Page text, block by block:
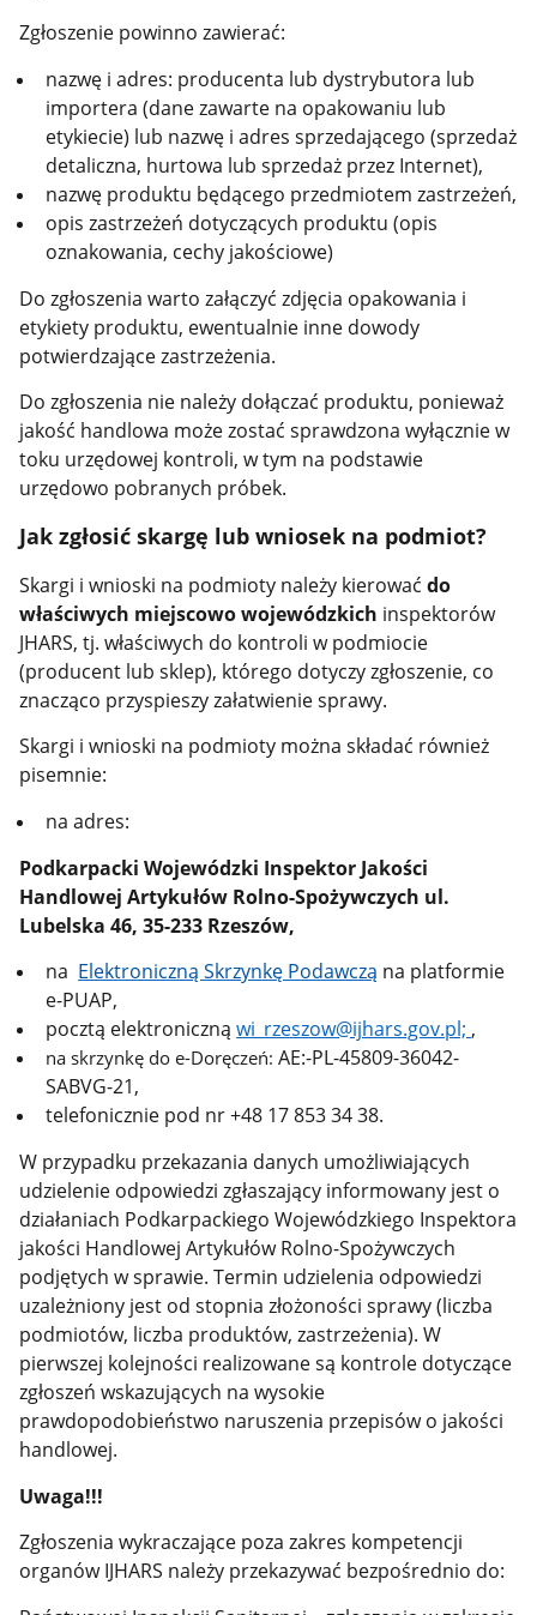
Zgłoszenie powinno zawierać:
nazwę i adres: producenta lub dystrybutora lub
importera (dane zawarte na opakowaniu lub
etykiecie) lub nazwę i adres sprzedającego (sprzedaż
detaliczna, hurtowa lub sprzedaż przez Internet),
nazwę produktu będącego przedmiotem zastrzeżeń,
opis zastrzeżeń dotyczących produktu (opis
oznakowania, cechy jakościowe)
Do zgłoszenia warto załączyć zdjęcia opakowania i
etykiety produktu, ewentualnie inne dowody
potwierdzające zastrzeżenia.
Do zgłoszenia nie należy dołączać produktu, ponieważ
jakość handlowa może zostać sprawdzona wyłącznie w
toku urzędowej kontroli, w tym na podstawie
urzędowo pobranych próbek.
Jak zgłosić skargę lub wniosek na podmiot?
Skargi i wnioski na podmioty należy kierowaćdo
właściwych miejscowo wojewódzkich inspektorów
JHARS, tj. właściwych do kontroli w podmiocie
(producent lub sklep), którego dotyczy zgłoszenie, co
znacząco przyspieszy załatwienie sprawy.
Skargi i wnioski na podmioty można składać również
pisemnie:
na adres:
Podkarpacki Wojewódzki Inspektor Jakości
Handlowej Artykułów Rolno-Spożywczych ul.
Lubelska 46, 35-233 Rzeszów,
na Elektroniczną Skrzynkę Podawczą na platformie
e-PUAP,
pocztą elektronicznąwi_rzeszow@ijhars.gov.pl;,
na skrzynkę do e-Doręczeń:AE:-PL-45809-36042-
SABVG-21,
telefonicznie pod nr +48 17 853 34 38.
W przypadku przekazania danych umożliwiających
udzielenie odpowiedzi zgłaszający informowany jest o
działaniach Podkarpackiego Wojewódzkiego Inspektora
jakości Handlowej Artykułów Rolno-Spożywczych
podjętych w sprawie. Termin udzielenia odpowiedzi
uzależniony jest od stopnia złożoności sprawy (liczba
podmiotów, liczba produktów, zastrzeżenia). W
pierwszej kolejności realizowane są kontrole dotyczące
zgłoszeń wskazujących na wysokie
prawdopodobieństwo naruszenia przepisów o jakości
handlowej.
Uwaga!!!
Zgłoszenia wykraczające poza zakres kompetencji
organów IJHARS należy przekazywać bezpośrednio do: